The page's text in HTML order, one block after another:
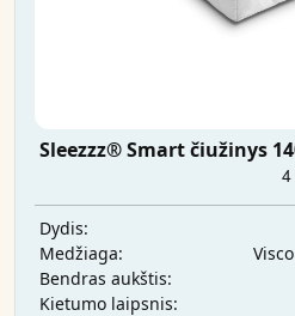
Sleezzz® Smart čiužinys
Dydis:
Medžiaga:
Bendras aukštis:
Kietumo laipsnis: